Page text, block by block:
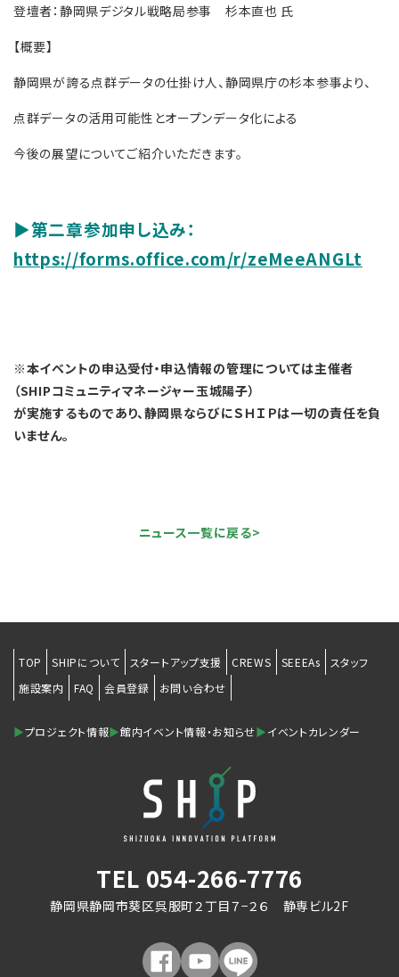
登壇者：静岡県デジタル戦略局参事 杉本直也 氏
【概要】
静岡県が誇る点群データの仕掛け人、静岡県庁の杉本参事より、
点群データの活用可能性とオープンデータ化による
今後の展望についてご紹介いただきます。
▶第二章参加申し込み：
https://forms.office.com/r/zeMeeANGLt
※本イベントの申込受付・申込情報の管理については主催者
（SHIPコミュニティマネージャー玉城陽子）
が実施するものであり、静岡県ならびにＳＨＩＰは一切の責任を負
いません。
ニュース一覧に戻る>
TOP SHIPについて スタートアップ支援 CREWS SEEEAs
スタッフ
施設案内
FAQ 会員登録 お問い合わせ
▶プロジェクト情報▶館内イベント情報・お知らせ▶イベントカレンダー
TEL 054-266-7776
静岡県静岡市葵区呉服町２丁目７−２６ 静専ビル2F